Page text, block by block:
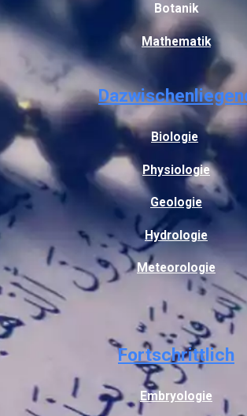
Botanik
Mathematik
Biologie
Physiologie
Geologie
Hydrologie
Meteorologie
Fortschrittlich
Embryologie